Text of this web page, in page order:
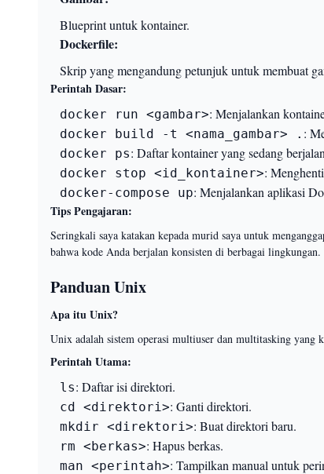
Blueprint untuk kontainer.
Dockerfile:
Skrip yang mengandung petunjuk untuk membuat
Perintah Dasar:
docker run <gambar>: Menjalankan
docker build -t <nama_gambar> . :
docker ps: Daftar kontainer yang sedang
docker stop <id_kontainer>:
docker-compose up: Menjalankan aplikasi
Tips Pengajaran:
Seringkali saya katakan kepada murid saya untuk
bahwa kode Anda berjalan konsisten di berbagai lingkungan.
Panduan Unix
Apa itu Unix?
Unix adalah sistem operasi multiuser dan multitasking yang
Perintah Utama:
ls: Daftar isi direktori.
cd <direktori>: Ganti direktori.
mkdir <direktori>: Buat direktori baru.
rm <berkas>: Hapus berkas.
man <perintah>: Tampilkan manual untuk